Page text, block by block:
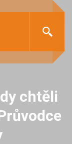
chtěli